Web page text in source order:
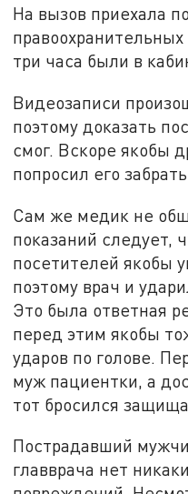
На вызов приехала
три часа были в
Видеозаписи
поэтому доказать
смог. Вскоре якобы
попросил его
Сам же медик не
показаний следует,
посетителей якобы
поэтому врач и
Это была ответная
перед этим якобы
ударов по голове.
муж пациентки, а
тот бросился
Пострадавший
главврача нет